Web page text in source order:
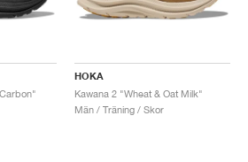
HOKA
Kawana 2 "Wheat & Oat Milk"
Män / Träning / Skor